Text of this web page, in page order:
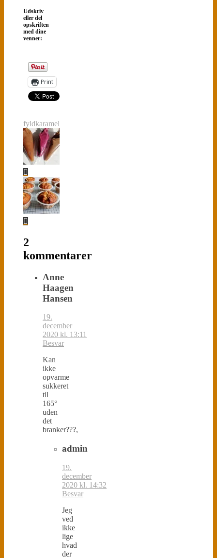
Udskriv
eller del
opskriften
med dine
venner:
Print
fyldkaramel
2
kommentarer
Anne
Haagen
Hansen
19.
december
2020 kl. 13:11
Besvar
Kan
ikke
opvarme
sukkeret
til
165°
uden
det
branker???,
admin
19.
december
2020 kl. 14:32
Besvar
Jeg
ved
ikke
lige
hvad
der